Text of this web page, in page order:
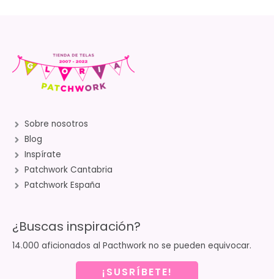
Sobre nosotros
Blog
Inspírate
Patchwork Cantabria
Patchwork España
¿Buscas inspiración?
14.000 aficionados al Pacthwork no se pueden equivocar.
¡SUSRÍBETE!